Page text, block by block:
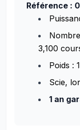
Référence :
3,100
Poids :
Scie,
1 an